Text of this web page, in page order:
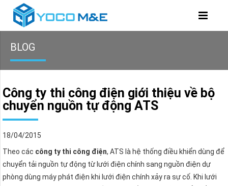
BLOG
Công ty thi công điện giới thiệu về bộ
chuyển nguồn tự động ATS
18/04/2015
Theo các công ty thi công điện, ATS là hệ thống điều khiển dùng để
chuyển tải nguồn tự động từ lưới điện chính sang nguồn điện dự
phòng dùng máy phát điện khi lưới điện chính xảy ra sự cố. Khi lưới